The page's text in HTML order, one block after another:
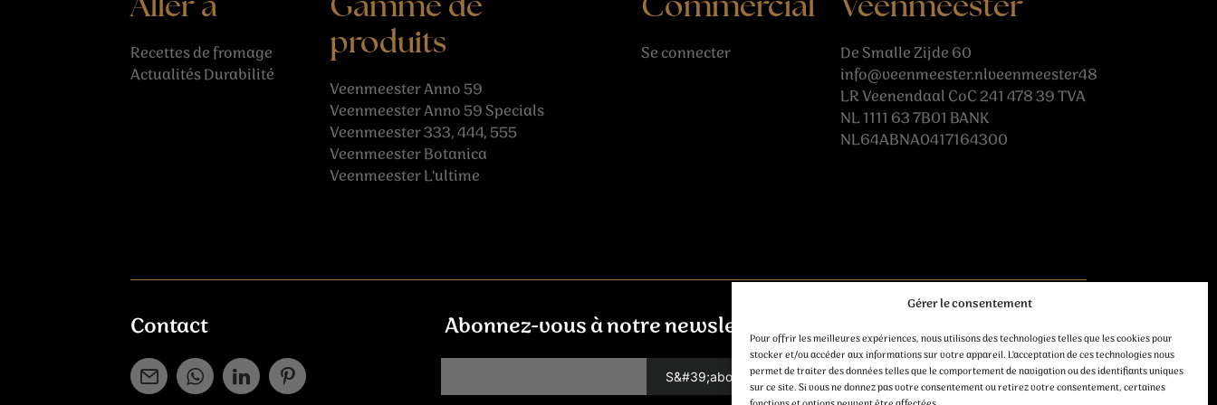
Gérer le consentement
Pour offrir les meilleures expériences, nous utilisons des technologies telles que les cookies pour
stocker et/ou accéder aux informations sur votre appareil. L'acceptation de ces technologies nous
permet de traiter des données telles que le comportement de navigation ou des identifiants uniques
sur ce site. Si vous ne donnez pas votre consentement ou retirez votre consentement, certaines
Aller à
Recettesde fromage
ActualitésDurabilité
Gamme de
produits
Veenmeester Anno 59
Veenmeester Anno 59 Specials
Veenmeester 333, 444, 555
Veenmeester Botanica
Veenmeester L'ultime
Commercial
Se connecter
Veenmeester
De Smalle Zijde 60
info@veenmeester.nlveenmeester48
LR Veenendaal CoC 241 478 39 TVA
NL 1111 63 7B01 BANK
NL64ABNA0417164300
Contact Abonnez-vous à notre newsletter Suivez-nous